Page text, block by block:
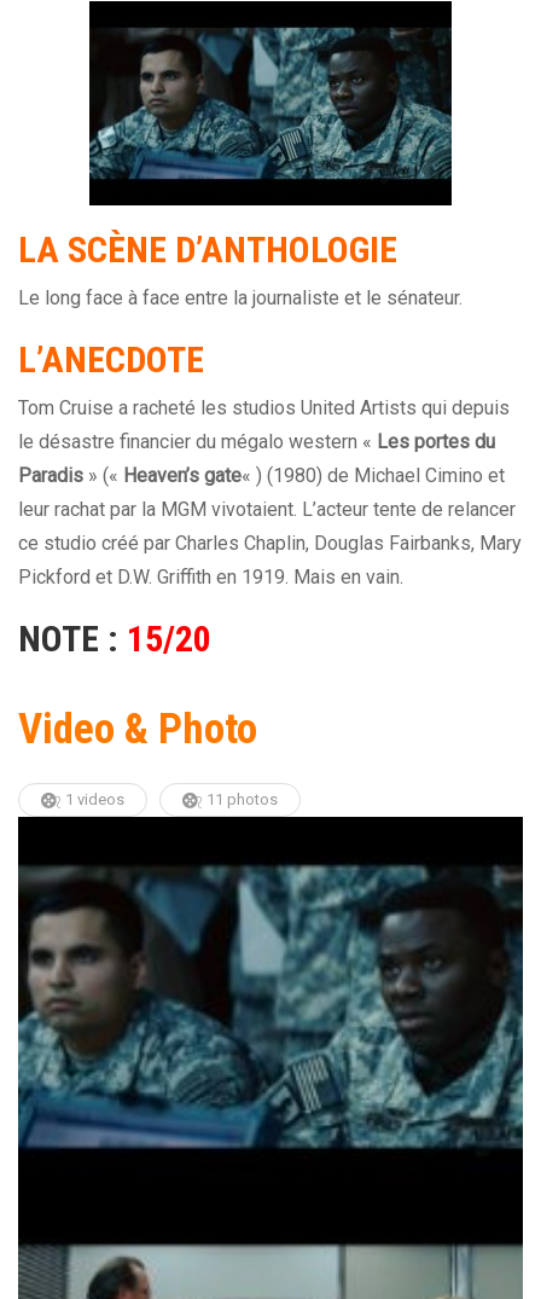
LA SCÈNE D’ANTHOLOGIE
Le long face à face entre la journaliste et le sénateur.
L’ANECDOTE
Tom Cruise a racheté les studios United Artists qui depuis
le désastre financier du mégalo western « Les portes du
Paradis » (« Heaven’s gate« ) (1980) de Michael Cimino et
leur rachat par la MGM vivotaient. L’acteur tente de relancer
ce studio créé par Charles Chaplin, Douglas Fairbanks, Mary
Pickford et D.W. Griffith en 1919. Mais en vain.
NOTE : 15/20
Video & Photo
1 videos 11 photos